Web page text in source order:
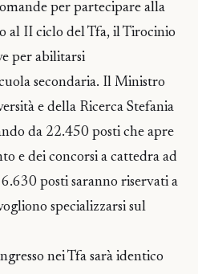
per partecipare alla
al II ciclo del Tfa, il Tirocinio
per abilitarsi
secondaria. Il Ministro
e della Ricerca Stefania
da 22.450 posti che apre
e dei concorsi a cattedra ad
posti saranno riservati a
specializzarsi sul
nei Tfa sarà identico